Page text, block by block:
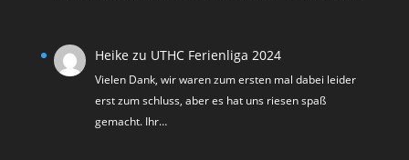
Heike zu UTHC Ferienliga 2024
Vielen Dank, wir waren zum ersten mal dabei leider
erst zum schluss, aber es hat uns riesen spaß
gemacht. Ihr…